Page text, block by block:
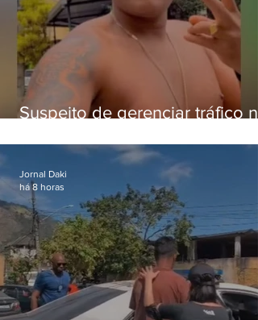
Suspeito de gerenciar tráfico na
foragido
Jornal Daki
há 8 horas